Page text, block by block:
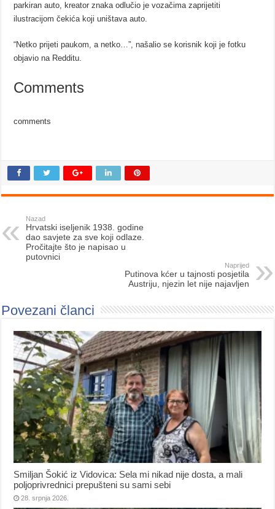
parkiran auto, kreator znaka odlučio je vozačima zaprijetiti
ilustracijom čekića koji uništava auto.
“Netko prijeti paukom, a netko…”, našalio se korisnik koji je fotku
objavio na Redditu.
Comments
comments
Nazad
Hrvatski iseljenik 1938. godine
dao savjete za sve koji odlaze.
Pročitajte što je napisao u
putovnici
Naprijed
Putinova kćer u tajnosti posjetila
Austriju, njezin let nije najavljen
Povezani članci
Smiljan Šokić iz Vidovica: Sela mi nikad nije dosta, a mali
poljoprivrednici prepušteni su sami sebi
28. srpnja 2026.